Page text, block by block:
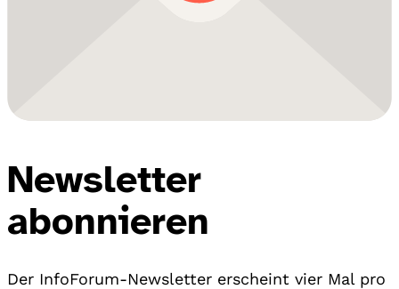
Newsletter
abonnieren
Der InfoForum-Newsletter erscheint vier Mal pro